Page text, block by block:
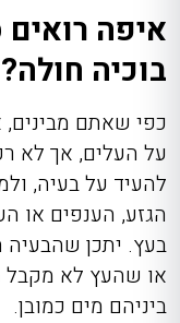
איפה
בוכיה חולה?
כפי שאתם
על העלים, אך לא
להעיד על בעיה,
הגזע, הענפים או
בעץ. יתכן
או שהעץ לא מקבל
ביניהם מים כמובן.